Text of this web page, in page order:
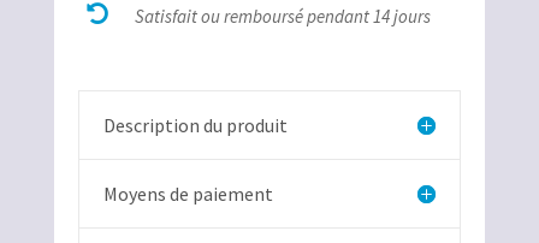
pendentif
 Satisfait ou remboursé pendant 14 jours
Description du produit
Moyens de paiement